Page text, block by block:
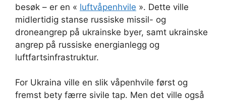
besøk – er en « luftvåpenhvile ». Dette ville
midlertidig stanse russiske missil- og
droneangrep på ukrainske byer, samt ukrainske
angrep på russiske energianlegg og
luftfartsinfrastruktur.
For Ukraina ville en slik våpenhvile først og
fremst bety færre sivile tap. Men det ville også